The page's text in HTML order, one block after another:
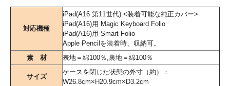
対応機種
iPad(A16 第11世代) <装着可能な純正カバー>
iPad(A16)用 Magic Keyboard Folio
iPad(A16)用 Smart Folio
Apple Pencilを装着時、収納可。
素 材
表地＝綿100％,裏地＝綿100％
サイズ
ケースを閉じた状態の外寸（約）：
W26.8cm×H20.9cm×D3.2cm